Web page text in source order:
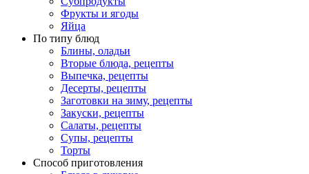
Фрукты и ягоды
Яйца
По типу блюд
Блины, оладьи
Вторые блюда, рецепты
Выпечка, рецепты
Десерты, рецепты
Заготовки на зиму, рецепты
Закуски, рецепты
Салаты, рецепты
Супы, рецепты
Торты
Способ приготовления